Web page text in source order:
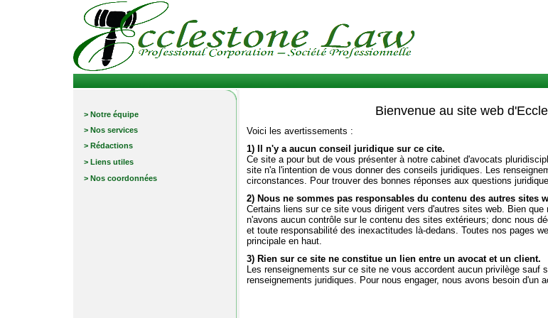
> Notre équipe
> Nos services
> Rédactions
> Liens utiles
> Nos coordonnées
Bienvenue au site web
Voici les avertissements :
1) Il n'y a aucun conseil juridique sur ce cite.
Ce site a pour but de vous présenter à notre cabinet d'avocats
site n'a l'intention de vous donner des conseils juridiques. Les
circonstances. Pour trouver des bonnes réponses aux questions
2) Nous ne sommes pas responsables du contenu des autres sites
Certains liens sur ce site vous dirigent vers d'autres sites web. Bien
n'avons aucun contrôle sur le contenu des sites extérieurs; donc nous
et toute responsabilité des inexactitudes là-dedans. Toutes nos pages
principale en haut.
3) Rien sur ce site ne constitue un lien entre un avocat et un client.
Les renseignements sur ce site ne vous accordent aucun privilège
renseignements juridiques. Pour nous engager, nous avons besoin d'un